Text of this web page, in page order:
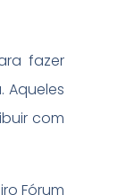
fazer
Aqueles
com
Fórum